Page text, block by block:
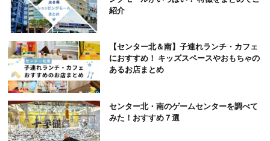
紹介
【センター北＆南】子連れランチ・カフェ
におすすめ！ キッズスペースやおもちゃの
あるお店まとめ
センター北・南のゲームセンターを調べて
みた！おすすめ７選